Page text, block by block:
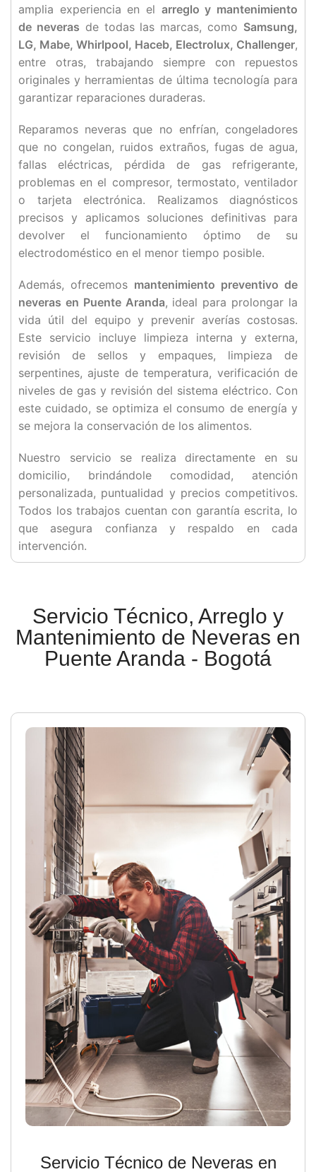
amplia experiencia en el arreglo y mantenimiento
de neveras de todas las marcas, como Samsung,
LG, Mabe, Whirlpool, Haceb, Electrolux, Challenger,
entre otras, trabajando siempre con repuestos
originales y herramientas de última tecnología para
garantizar reparaciones duraderas.
Reparamos neveras que no enfrían, congeladores
que no congelan, ruidos extraños, fugas de agua,
fallas eléctricas, pérdida de gas refrigerante,
problemas en el compresor, termostato, ventilador
o tarjeta electrónica. Realizamos diagnósticos
precisos y aplicamos soluciones definitivas para
devolver el funcionamiento óptimo de su
electrodoméstico en el menor tiempo posible.
Además, ofrecemos mantenimiento preventivo de
neveras en Puente Aranda, ideal para prolongar la
vida útil del equipo y prevenir averías costosas.
Este servicio incluye limpieza interna y externa,
revisión de sellos y empaques, limpieza de
serpentines, ajuste de temperatura, verificación de
niveles de gas y revisión del sistema eléctrico. Con
este cuidado, se optimiza el consumo de energía y
se mejora la conservación de los alimentos.
Nuestro servicio se realiza directamente en su
domicilio, brindándole comodidad, atención
personalizada, puntualidad y precios competitivos.
Todos los trabajos cuentan con garantía escrita, lo
que asegura confianza y respaldo en cada
intervención.
Servicio Técnico, Arreglo y
Mantenimiento de Neveras en
Puente Aranda - Bogotá
Servicio Técnico de Neveras en